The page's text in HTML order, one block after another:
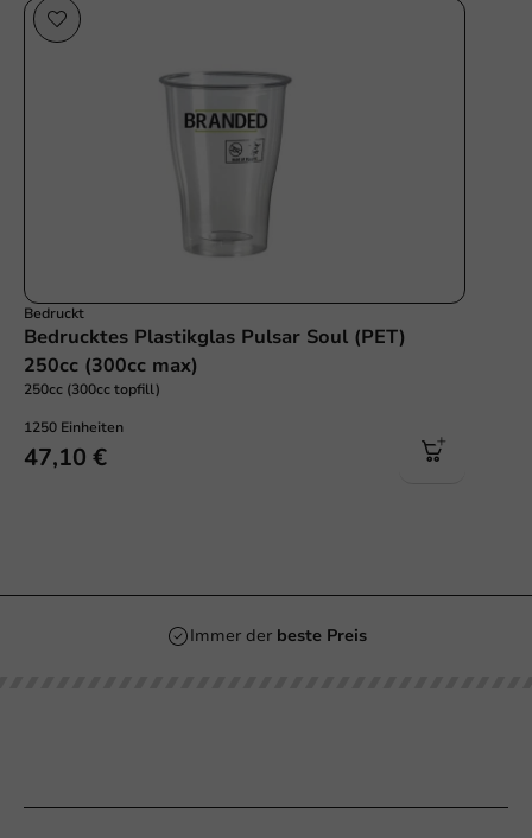
Bedruckt
Bedrucktes Plastikglas Pulsar Soul (PET)
250cc (300cc max)
250cc (300cc topfill)
1250 Einheiten
47,10 €
Immer der beste Preis